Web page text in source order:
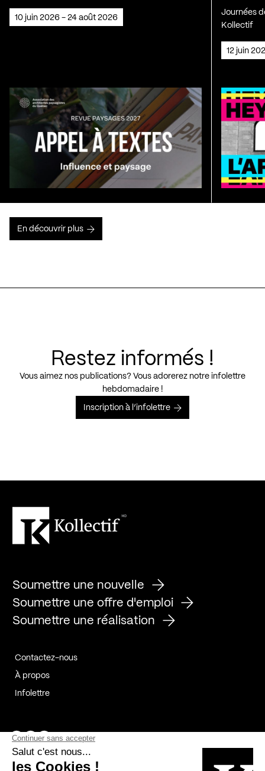
10 juin 2026 - 24 août 2026
Journées
Kollectif
12 juin
En découvrir plus
Restez informés !
Vous aimez nos publications? Vous adorerez notre infolettre
hebdomadaire !
Inscription à l’infolettre
Soumettre une nouvelle
Soumettre une offre d'emploi
Soumettre une réalisation
Contactez-nous
À propos
Infolettre
Page Facebook de Kollectif
Page Instagram de Kollectif
Page Linkedin de Kollectif